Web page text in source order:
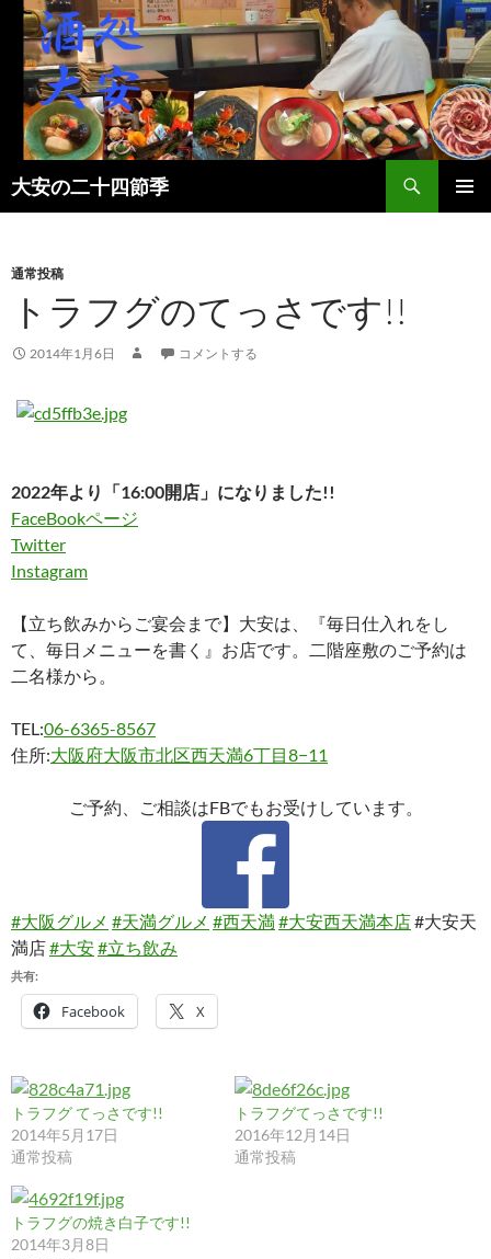
大安の二十四節季
検
索
ン
ツ
キ
プ
通常投稿
トラフグのてっさです!!
2014年1月6日 コメントする
2022年より「16:00開店」になりました!!
FaceBookページ
Twitter
Instagram
【立ち飲みからご宴会まで】大安は、『毎日仕入れをし
て、毎日メニューを書く』お店です。二階座敷のご予約は
二名様から。
TEL:06-6365-8567
住所:大阪府大阪市北区西天満6丁目8−11
ご予約、ご相談はFBでもお受けしています。
#大阪グルメ #天満グルメ #西天満#大安西天満本店#大安天
満店#大安#立ち飲み
共有:
Facebook X
トラフグ てっさです!!
2014年5月17日
通常投稿
トラフグてっさです!!
2016年12月14日
通常投稿
トラフグの焼き白子です!!
2014年3月8日